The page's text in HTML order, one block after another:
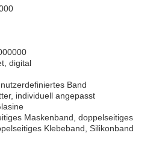
digital
Band
individuell angepasst
Maskenband, doppelseitiges
Klebeband, Silikonband